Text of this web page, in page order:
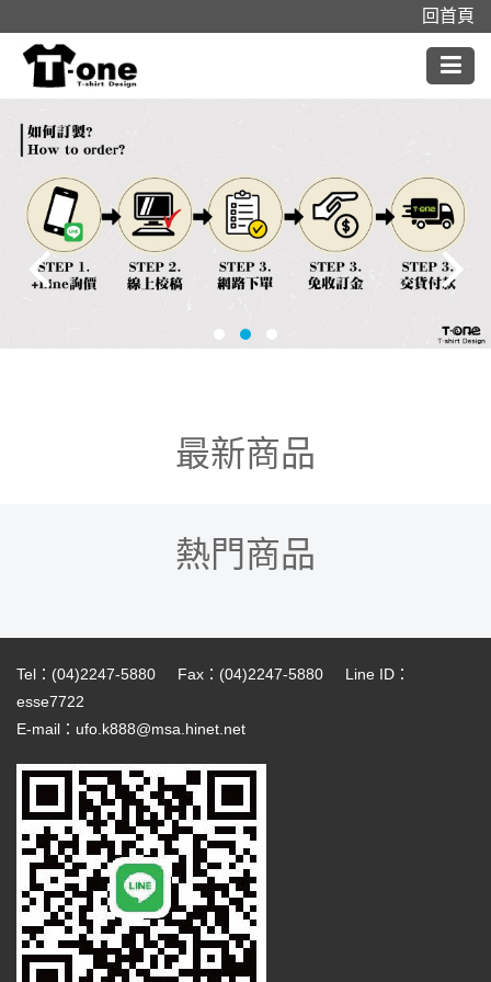
回首頁
最新商品
熱門商品
Tel：(04)2247-5880 Fax：(04)2247-5880 Line ID：
esse7722
E-mail ： ufo.k888@msa.hinet.net